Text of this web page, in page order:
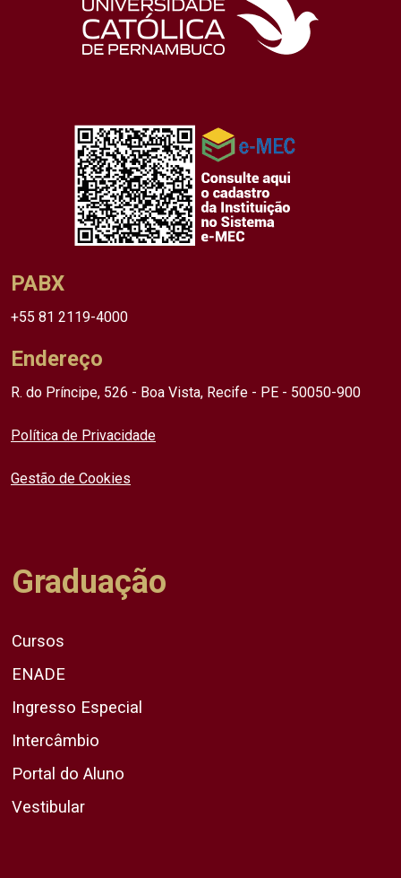
PABX
+55 81 2119-4000
Endereço
R. do Príncipe, 526 - Boa Vista, Recife - PE - 50050-900
Política de Privacidade
Gestão de Cookies
Graduação
Cursos
ENADE
Ingresso Especial
Intercâmbio
Portal do Aluno
Vestibular